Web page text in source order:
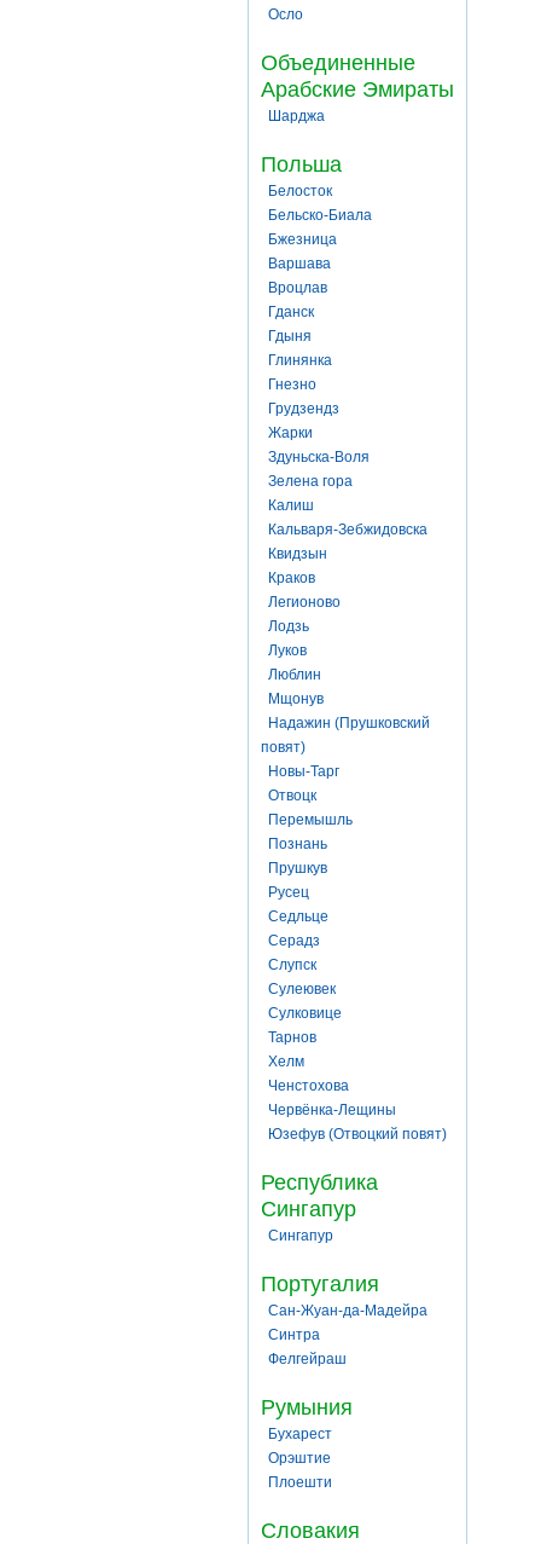
Осло
Объединенные
Арабские Эмираты
Шарджа
Польша
Белосток
Бельско-Биала
Бжезница
Варшава
Вроцлав
Гданск
Гдыня
Глинянка
Гнезно
Грудзендз
Жарки
Здуньска-Воля
Зелена гора
Калиш
Кальваря-Зебжидовска
Квидзын
Краков
Легионово
Лодзь
Луков
Люблин
Мщонув
Надажин (Прушковский
повят)
Новы-Тарг
Отвоцк
Перемышль
Познань
Прушкув
Русец
Седльце
Серадз
Слупск
Сулеювек
Сулковице
Тарнов
Хелм
Ченстохова
Червёнка-Лещины
Юзефув (Отвоцкий повят)
Республика
Сингапур
Сингапур
Португалия
Сан-Жуан-да-Мадейра
Синтра
Фелгейраш
Румыния
Бухарест
Орэштие
Плоешти
Словакия